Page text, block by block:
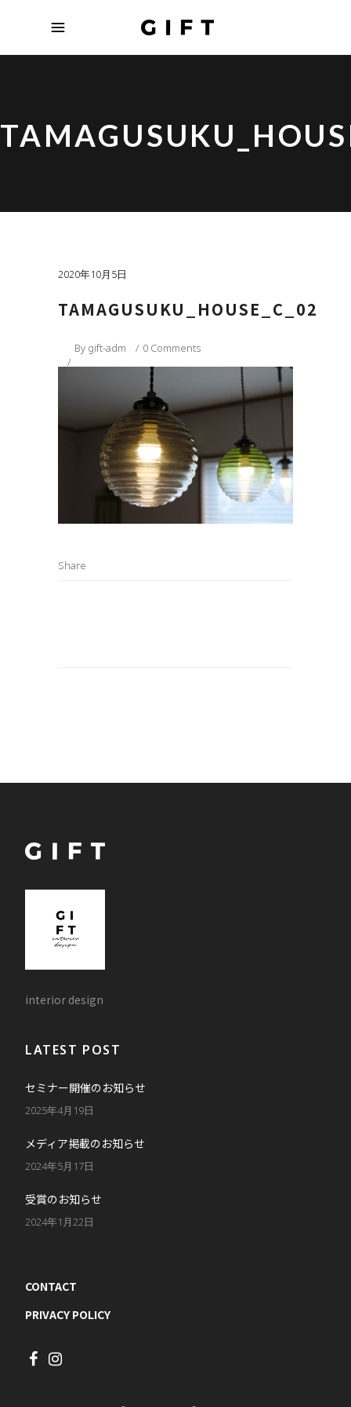
2020年10月5日
TAMAGUSUKU_HOUSE_C_02
By gift-adm 0 Comments
Share
interior design
LATEST POST
セミナー開催のお知らせ
2025年4月19日
メディア掲載のお知らせ
2024年5月17日
受賞のお知らせ
2024年1月22日
CONTACT
PRIVACY POLICY